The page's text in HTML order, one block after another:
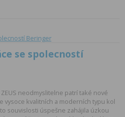
se spolecností
neodmyslitelne patrí také nové
vysoce kvalitních a moderních typu kol
souvislosti úspešne zahájila úzkou